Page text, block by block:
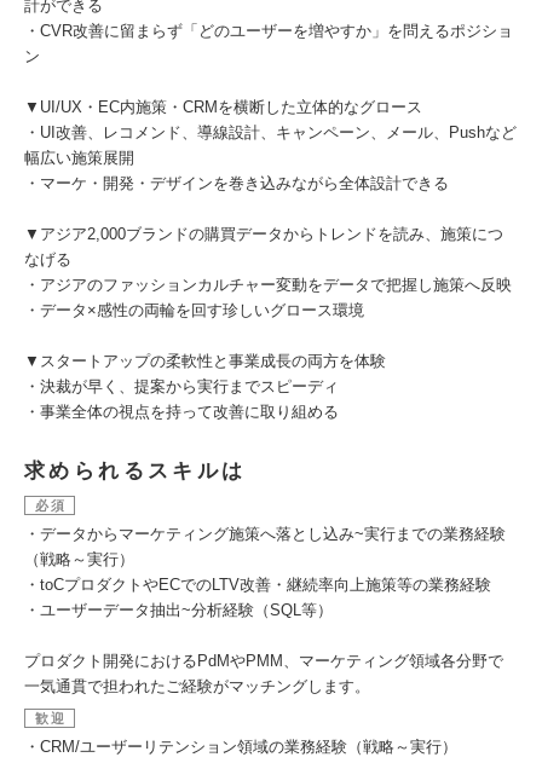
計ができる
・CVR改善に留まらず「どのユーザーを増やすか」を問えるポジショ
ン
▼UI/UX・EC内施策・CRMを横断した立体的なグロース
・UI改善、レコメンド、導線設計、キャンペーン、メール、Pushなど
幅広い施策展開
・マーケ・開発・デザインを巻き込みながら全体設計できる
▼アジア2,000ブランドの購買データからトレンドを読み、施策につ
なげる
・アジアのファッションカルチャー変動をデータで把握し施策へ反映
・データ×感性の両輪を回す珍しいグロース環境
▼スタートアップの柔軟性と事業成長の両方を体験
・決裁が早く、提案から実行までスピーディ
・事業全体の視点を持って改善に取り組める
求められるスキルは
必須
・データからマーケティング施策へ落とし込み~実行までの業務経験
（戦略～実行）
・toCプロダクトやECでのLTV改善・継続率向上施策等の業務経験
・ユーザーデータ抽出~分析経験（SQL等）
プロダクト開発におけるPdMやPMM、マーケティング領域各分野で
一気通貫で担われたご経験がマッチングします。
歓迎
・CRM/ユーザーリテンション領域の業務経験（戦略～実行）